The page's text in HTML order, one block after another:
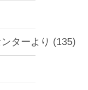
ターより (135)